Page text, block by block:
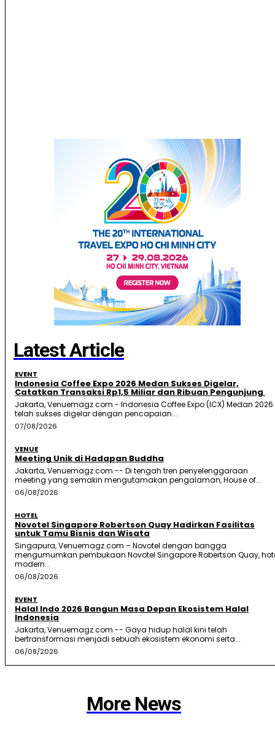
Latest Article
EVENT
Indonesia Coffee Expo 2026 Medan Sukses Digelar,
Catatkan Transaksi Rp1,5 Miliar dan Ribuan Pengunjung
Jakarta, Venuemagz.com - Indonesia Coffee Expo (ICX) Medan 2026
telah sukses digelar dengan pencapaian...
07/08/2026
VENUE
Meeting Unik di Hadapan Buddha
Jakarta, Venuemagz.com -- Di tengah tren penyelenggaraan
meeting yang semakin mengutamakan pengalaman, House of...
06/08/2026
HOTEL
Novotel Singapore Robertson Quay Hadirkan Fasilitas
untuk Tamu Bisnis dan Wisata
Singapura, Venuemagz.com – Novotel dengan bangga
mengumumkan pembukaan Novotel Singapore Robertson Quay,
modern...
06/08/2026
EVENT
Halal Indo 2026 Bangun Masa Depan Ekosistem Halal
Indonesia
Jakarta, Venuemagz.com -- Gaya hidup halal kini telah
bertransformasi menjadi sebuah ekosistem ekonomi serta...
06/08/2026
More News